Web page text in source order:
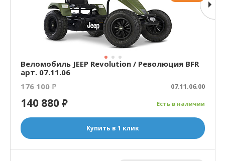
Веломобиль JEEP Revolution / Революция BFR
арт. 07.11.06
176 100₽ 07.11.06.00
Есть в наличии
140 880₽
Купить в 1 клик